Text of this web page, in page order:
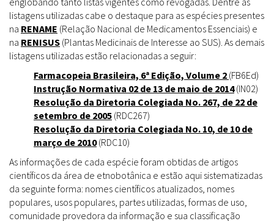
listagens utilizadas cabe o destaque para as espécies presentes
na RENAME (Relação Nacional de Medicamentos Essenciais) e
na RENISUS (Plantas Medicinais de Interesse ao SUS). As demais
listagens utilizadas estão relacionadas a seguir:
Farmacopeia Brasileira, 6ª Edição, Volume 2 (FB6Ed)
Instrução Normativa 02 de 13 de maio de 2014(IN02)
Resolução da Diretoria Colegiada No. 267, de 22 de
setembro de 2005 (RDC267)
Resolução da Diretoria Colegiada No. 10, de 10 de
março de 2010(RDC10)
As informações de cada espécie foram obtidas de artigos
científicos da área de etnobotânica e estão aqui sistematizadas
da seguinte forma: nomes científicos atualizados, nomes
populares, usos populares, partes utilizadas, formas de uso,
comunidade provedora da informação e sua classificação